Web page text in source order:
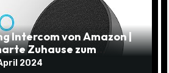
Intercom von Amazon |
Zuhause zum
2024